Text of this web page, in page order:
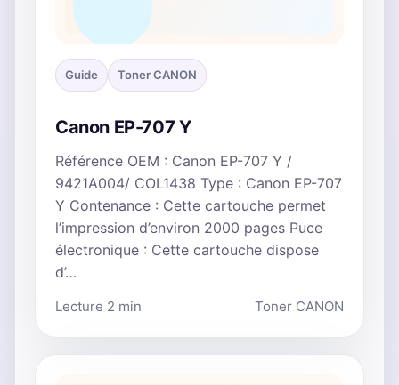
Guide Toner CANON
Canon EP-707 Y
Référence OEM : Canon EP-707 Y /
9421A004/ COL1438 Type : Canon EP-707
Y Contenance : Cette cartouche permet
l’impression d’environ 2000 pages Puce
électronique : Cette cartouche dispose
d’…
Lecture 2 min Toner CANON